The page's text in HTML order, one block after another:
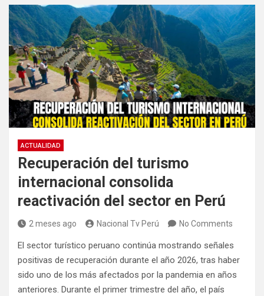
ACTUALIDAD
Recuperación del turismo
internacional consolida
reactivación del sector en Perú
2 meses ago Nacional Tv Perú No Comments
El sector turístico peruano continúa mostrando señales
positivas de recuperación durante el año 2026, tras haber
sido uno de los más afectados por la pandemia en años
anteriores. Durante el primer trimestre del año, el país